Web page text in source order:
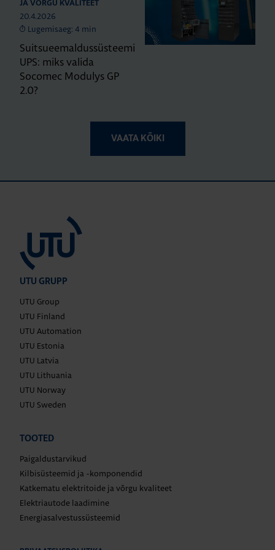
JA VÕRGU KVALITEET
20.4.2026
Lugemisaeg: 4 min
Suitsueemaldussüsteemi
UPS: miks valida
Socomec Modulys GP
2.0?
VAATA KÕIKI
UTU GRUPP
UTU Group
UTU Finland
UTU Automation
UTU Estonia
UTU Latvia
UTU Lithuania
UTU Norway
UTU Sweden
TOOTED
Paigaldustarvikud
Kilbisüsteemid ja -komponendid
Katkematu elektritoide ja võrgu kvaliteet
Elektriautode laadimine
Energiasalvestussüsteemid